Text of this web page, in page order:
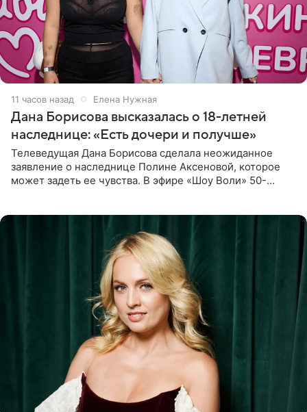
11 часов назад Елена Нужная
Дана Борисова высказалась о 18-летней
наследнице: «Есть дочери и получше»
Телеведущая Дана Борисова сделала неожиданное
заявление о наследнице Полине Аксеновой, которое
может задеть ее чувства. В эфире «Шоу Воли» 50-